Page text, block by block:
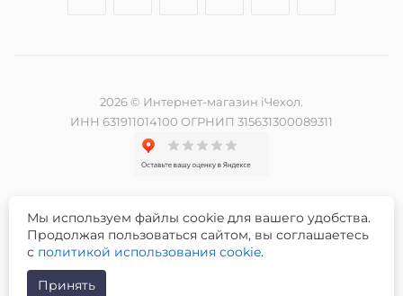
2026 © Интернет-магазин iЧехол.
ИНН 631911014100 ОГРНИП 315631300089311
Разработка и продвижение сайта -
Мы используем файлы cookie для вашего удобства.
Продолжая пользоваться сайтом, вы соглашаетесь
с политикой использования cookie.
Принять